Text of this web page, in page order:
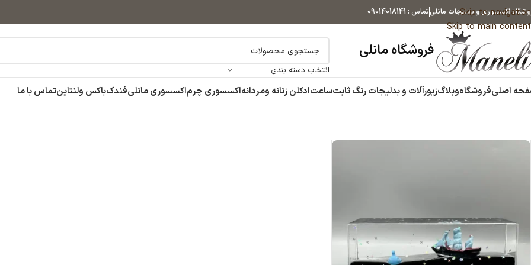
Skip to navigation
Skip to main content
اکسسوری و بدلیجات مانلیتماس : 09014018141
فروشگاه مانلی
انتخاب دسته بندی
اصلیفروشگاهوبلاگزیورآلات و بدلیجات رنگ ثابتساعتادکلن زنانه ومردانهاکسسوری چرماکسسوری مانلیفندکباکس ولنتاینتماس با ما